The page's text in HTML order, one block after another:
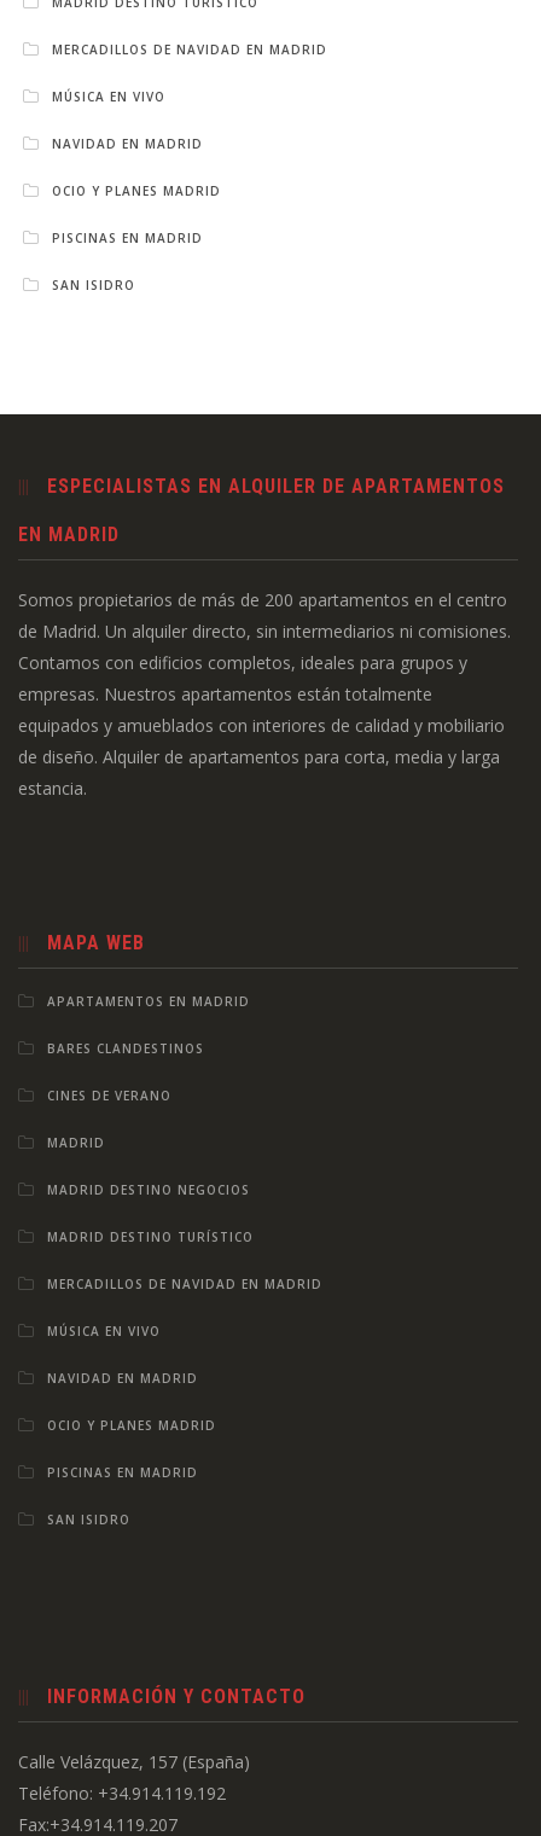
MERCADILLOS DE NAVIDAD EN MADRID
MÚSICA EN VIVO
NAVIDAD EN MADRID
OCIO Y PLANES MADRID
PISCINAS EN MADRID
SAN ISIDRO
ESPECIALISTAS EN ALQUILER DE APARTAMENTOS
EN MADRID
Somos propietarios de más de 200 apartamentos en el centro
de Madrid. Un alquiler directo, sin intermediarios ni comisiones.
Contamos con edificios completos, ideales para grupos y
empresas. Nuestros apartamentos están totalmente
equipados y amueblados con interiores de calidad y mobiliario
de diseño. Alquiler de apartamentos para corta, media y larga
estancia.
MAPA WEB
APARTAMENTOS EN MADRID
BARES CLANDESTINOS
CINES DE VERANO
MADRID
MADRID DESTINO NEGOCIOS
MADRID DESTINO TURÍSTICO
MERCADILLOS DE NAVIDAD EN MADRID
MÚSICA EN VIVO
NAVIDAD EN MADRID
OCIO Y PLANES MADRID
PISCINAS EN MADRID
SAN ISIDRO
INFORMACIÓN Y CONTACTO
Calle Velázquez, 157 (España)
Teléfono: +34.914.119.192
Fax:+34.914.119.207